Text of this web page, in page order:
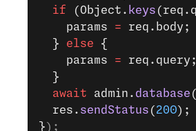
  if
(Object. keys
    params
= req.body;
  }
else {
    params
= req.query;
  }
  await
admin. database
  res.
sendStatus ( 200);
} );